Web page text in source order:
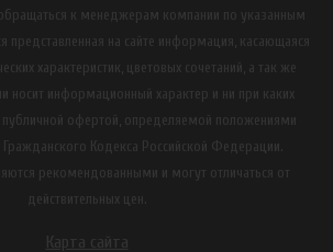
к менеджерам компании по указанным
представленная на сайте информация, касающаяся
характеристик, цветовых сочетаний, а так же
носит информационный характер и ни при каких
публичной офертой, определяемой положениями
Гражданского Кодекса Российской Федерации.
рекомендованными и могут отличаться от
действительных цен.
Карта сайта